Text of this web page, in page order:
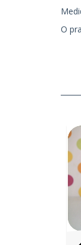
O